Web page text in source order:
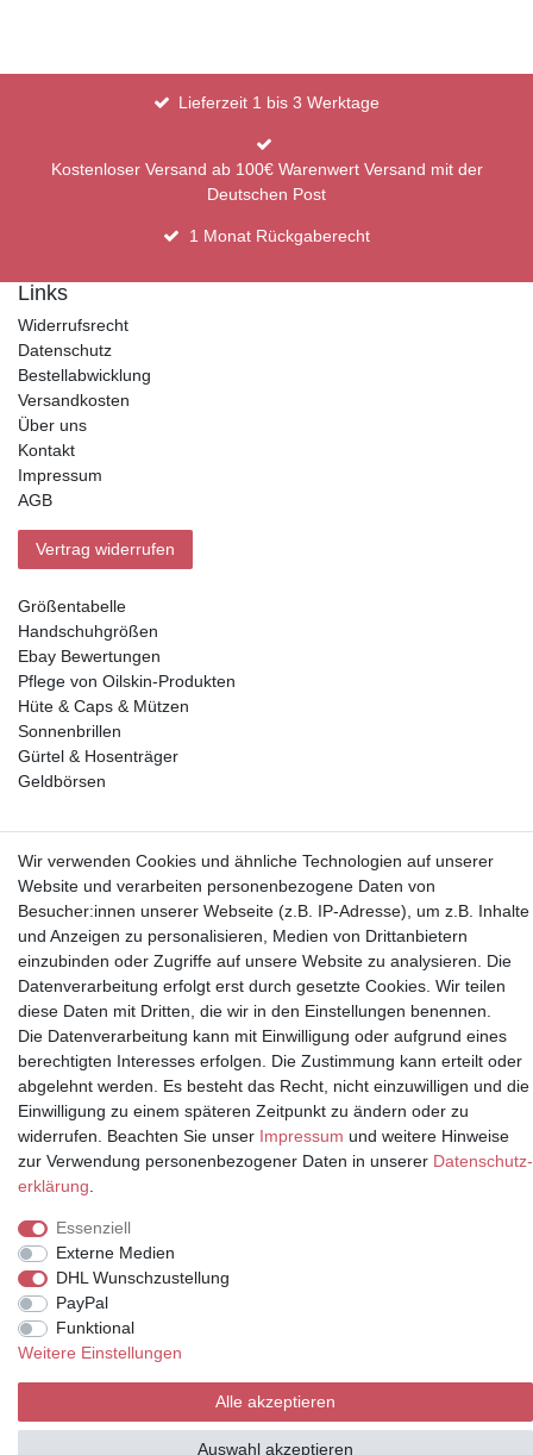
Lieferzeit 1 bis 3 Werktage
Kostenloser Versand ab 100€ Warenwert Versand mit der
Deutschen Post
1 Monat Rückgaberecht
Links
Widerrufsrecht
Datenschutz
Bestellabwicklung
Versandkosten
Über uns
Kontakt
Impressum
AGB
Vertrag widerrufen
Größentabelle
Handschuhgrößen
Ebay Bewertungen
Pflege von Oilskin-Produkten
Hüte & Caps & Mützen
Sonnenbrillen
Gürtel & Hosenträger
Geldbörsen
Partner
* Alle Preise inkl.
Mehrwertsteuer und zuzüglich
Versand | **ehemaliger
© Copyright 2026 | Alle Rechte vorbehalten.
Wir verwenden Cookies und ähnliche Technologien auf unserer
Website und verarbeiten personenbezogene Daten von
Besucher:innen unserer Webseite (z.B. IP-Adresse), um z.B. Inhalte
und Anzeigen zu personalisieren, Medien von Drittanbietern
einzubinden oder Zugriffe auf unsere Website zu analysieren. Die
Datenverarbeitung erfolgt erst durch gesetzte Cookies. Wir teilen
diese Daten mit Dritten, die wir in den Einstellungen benennen.
Die Datenverarbeitung kann mit Einwilligung oder aufgrund eines
berechtigten Interesses erfolgen. Die Zustimmung kann erteilt oder
abgelehnt werden. Es besteht das Recht, nicht einzuwilligen und die
Einwilligung zu einem späteren Zeitpunkt zu ändern oder zu
widerrufen. Beachten Sie unser Impressum und weitere Hinweise
zur Verwendung personenbezogener Daten in unserer Daten­schutz­
erklärung
Essenziell
Externe Medien
DHL Wunschzustellung
PayPal
Funktional
Weitere Einstellungen
Alle akzeptieren
Auswahl akzeptieren